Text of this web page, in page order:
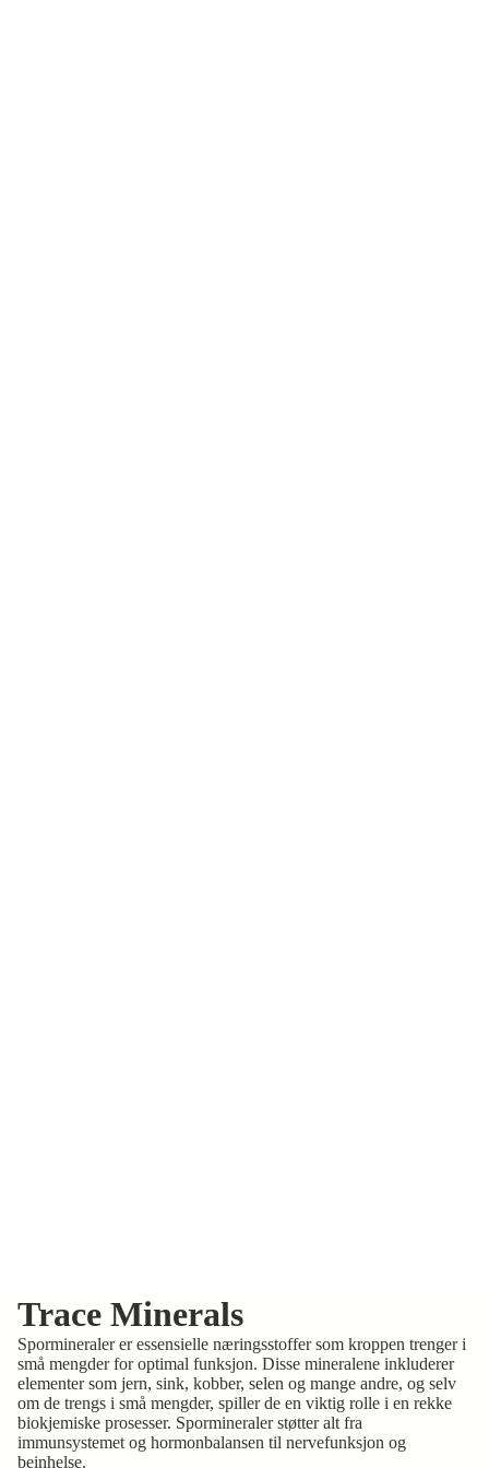
Trace Minerals
Spormineraler er essensielle næringsstoffer som kroppen trenger i
små mengder for optimal funksjon. Disse mineralene inkluderer
elementer som jern, sink, kobber, selen og mange andre, og selv
om de trengs i små mengder, spiller de en viktig rolle i en rekke
biokjemiske prosesser. Spormineraler støtter alt fra
immunsystemet og hormonbalansen til nervefunksjon og
beinhelse.